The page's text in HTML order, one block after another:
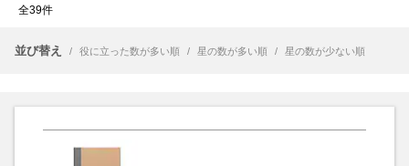
全39件
並び替え / 役に立った数が多い順 / 星の数が多い順 / 星の数が少ない順